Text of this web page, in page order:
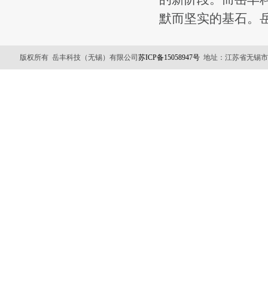
默而坚实的基石。
版权所有 岳丰科技（无锡）有限公司苏ICP备15058947号 地址：江苏省无锡